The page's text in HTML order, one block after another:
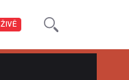
ŽIVĚ